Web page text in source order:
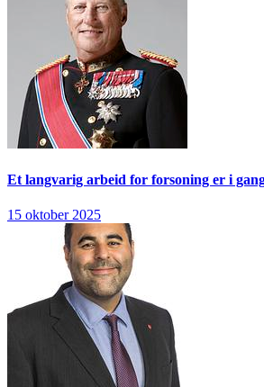
Et langvarig arbeid for forsoning er i
15 oktober 2025